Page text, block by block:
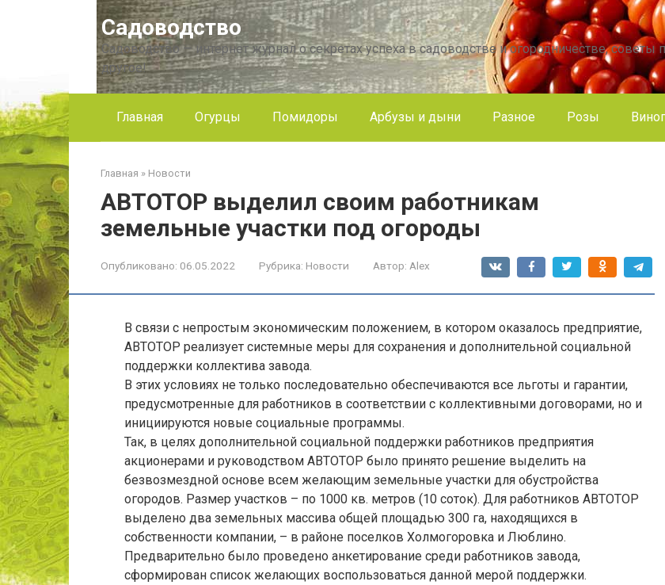
Садоводство
Садоводство — интернет журнал о секретах успеха в садоводстве и огородничестве, советы
другое!
Главная Огурцы Помидоры Арбузы и дыни Разное Розы
Главная » Новости
АВТОТОР выделил своим работникам
земельные участки под огороды
Опубликовано: 06.05.2022 Рубрика: Новости Автор: Alex
В связи с непростым экономическим положением, в котором оказалось предприятие,
АВТОТОР реализует системные меры для сохранения и дополнительной социальной
поддержки коллектива завода.
В этих условиях не только последовательно обеспечиваются все льготы и гарантии,
предусмотренные для работников в соответствии с коллективными договорами, но и
инициируются новые социальные программы.
Так, в целях дополнительной социальной поддержки работников предприятия
акционерами и руководством АВТОТОР было принято решение выделить на
безвозмездной основе всем желающим земельные участки для обустройства
огородов. Размер участков – по 1000 кв. метров (10 соток). Для работников АВТОТОР
выделено два земельных массива общей площадью 300 га, находящихся в
собственности компании, – в районе поселков Холмогоровка и Люблино.
Предварительно было проведено анкетирование среди работников завода,
сформирован список желающих воспользоваться данной мерой поддержки.